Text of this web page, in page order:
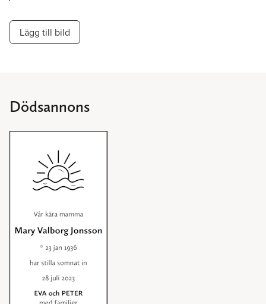
Lägg till bild
Dödsannons